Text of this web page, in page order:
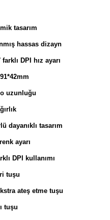
tasarım
hassas dizayn
DPI hız ayarı
uzunluğu
dayanıklı tasarım
ayarı
DPI kullanımı
tuşu
ateş etme tuşu
tuşu